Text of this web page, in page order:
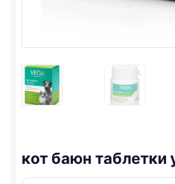
кот баюн таблетки